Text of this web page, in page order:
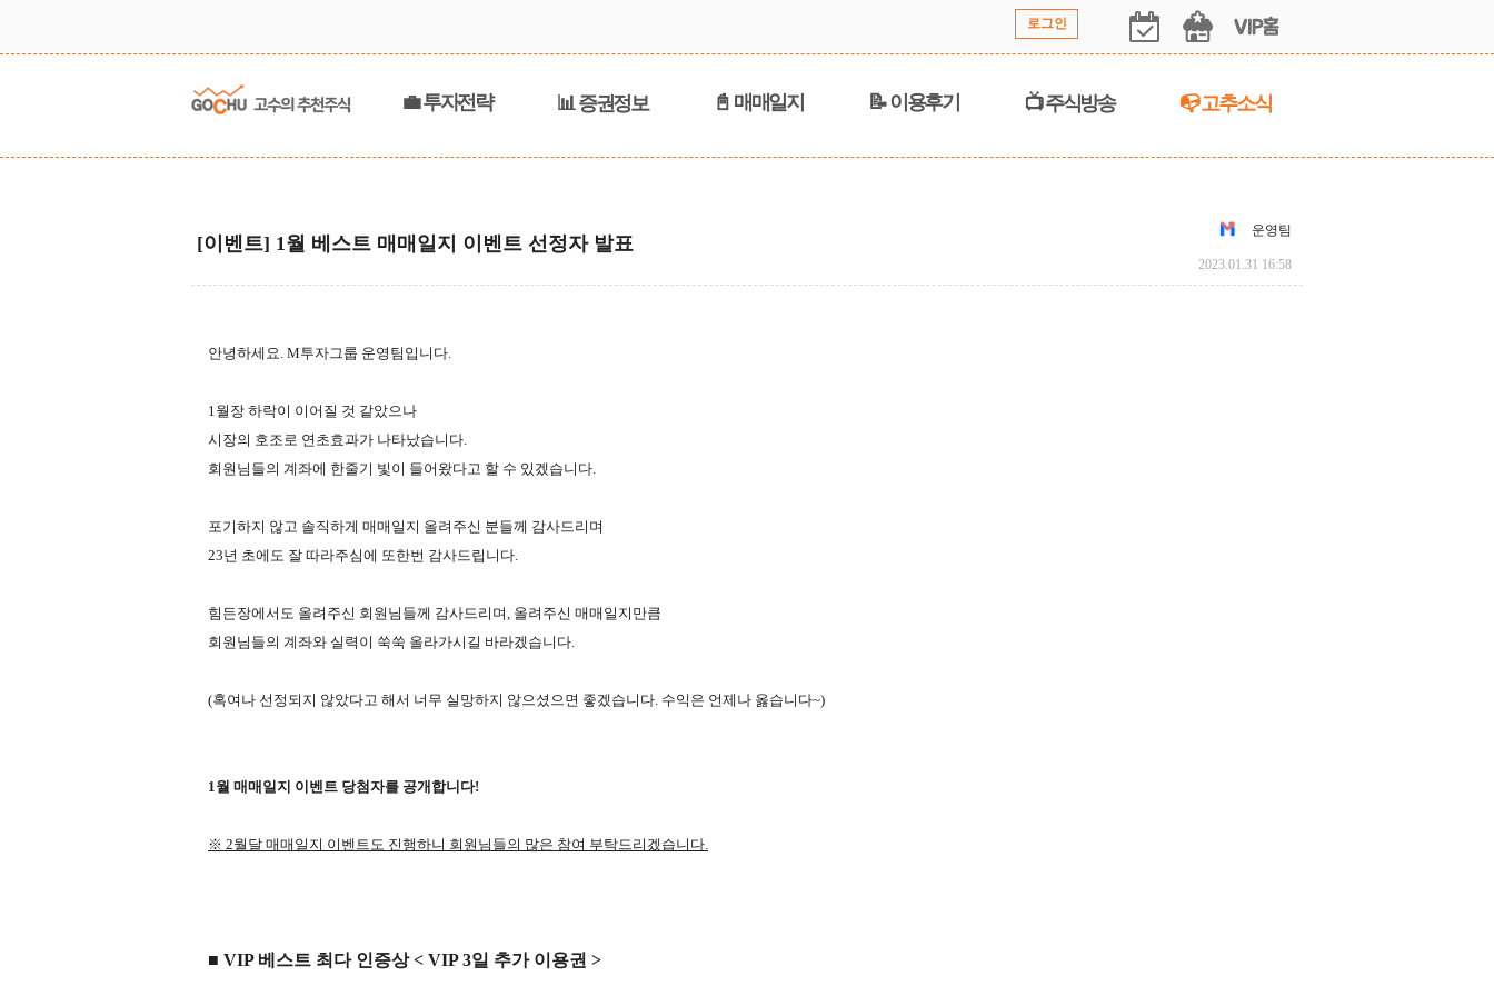
로그인
💼 투자전략 📊 증권정보 📓 매매일지 📝 이용후기 📺 주식방송 📭 고추소식
운영팀
[이벤트] 1월 베스트 매매일지 이벤트 선정자 발표
2023.01.31 16:58
안녕하세요. M투자그룹 운영팀입니다.
1월장 하락이 이어질 것 같았으나
시장의 호조로 연초효과가 나타났습니다.
회원님들의 계좌에 한줄기 빛이 들어왔다고 할 수 있겠습니다.
포기하지 않고 솔직하게 매매일지 올려주신 분들께 감사드리며
23년 초에도 잘 따라주심에 또한번 감사드립니다.
힘든장에서도 올려주신 회원님들께 감사드리며, 올려주신 매매일지만큼
회원님들의 계좌와 실력이 쑥쑥 올라가시길 바라겠습니다.
(혹여나 선정되지 않았다고 해서 너무 실망하지 않으셨으면 좋겠습니다. 수익은 언제나 옳습니다~)
1월 매매일지 이벤트 당첨자를 공개합니다!
※ 2월달 매매일지 이벤트도 진행하니 회원님들의 많은 참여 부탁드리겠습니다.
■ VIP 베스트 최다 인증상 < VIP 3일 추가 이용권 >